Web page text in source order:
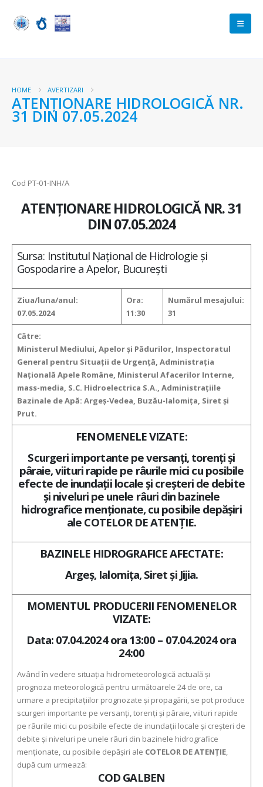
HOME AVERTIZARI
ATENŢIONARE HIDROLOGICĂ NR.
31 DIN 07.05.2024
Cod PT-01-INH/A
ATENŢIONARE HIDROLOGICĂ NR. 31
DIN 07.05.2024
Sursa: Institutul Național de Hidrologie și
Gospodarire a Apelor, București
Ziua/luna/anul:
07.05.2024
Ora:
11:30
Numărul mesajului:
31
Către:
Ministerul Mediului, Apelor şi Pădurilor, Inspectoratul
General pentru Situaţii de Urgenţă, Administraţia
Naţională Apele Române, Ministerul Afacerilor Interne,
mass-media, S.C. Hidroelectrica S.A., Administraţiile
Bazinale de Apă: Argeş-Vedea, Buzău-Ialomiţa, Siret şi
Prut.
FENOMENELE VIZATE:
Scurgeri importante pe versanţi, torenţi şi
pâraie, viituri rapide pe râurile mici cu posibile
efecte de inundaţii locale şi creşteri de debite
şi niveluri pe unele râuri din bazinele
hidrografice menţionate, cu posibile depăşiri
ale COTELOR DE ATENŢIE.
BAZINELE HIDROGRAFICE AFECTATE:
Argeş, Ialomiţa, Siret şi Jijia.
MOMENTUL PRODUCERII FENOMENELOR
VIZATE:
Data: 07.04.2024 ora 13:00 – 07.04.2024 ora
24:00
Având în vedere situaţia hidrometeorologică actuală şi
prognoza meteorologică pentru următoarele 24 de ore, ca
urmare a precipitaţiilor prognozate şi propagării, se pot produce
scurgeri importante pe versanţi, torenţi şi pâraie, viituri rapide
pe râurile mici cu posibile efecte de inundaţii locale şi creşteri de
debite şi niveluri pe unele râuri din bazinele hidrografice
menţionate, cu posibile depăşiri ale COTELOR DE ATENŢIE
după cum urmează:
COD GALBEN